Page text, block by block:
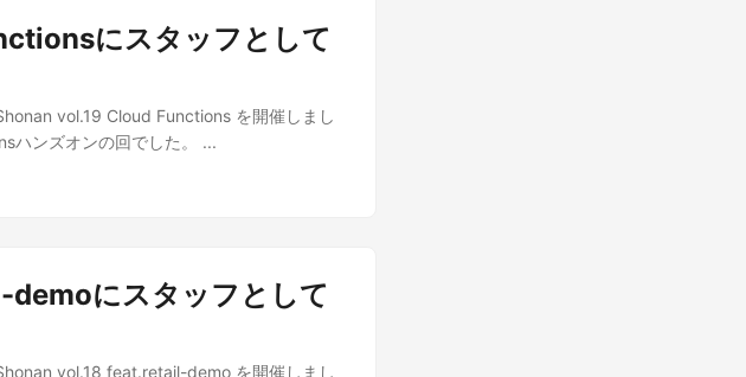
にスタッフとして
vol.19 Cloud Functions を開催しまし
ハンズオンの回でした。 ...
にスタッフとして
vol.18 feat.retail-demo を開催しまし